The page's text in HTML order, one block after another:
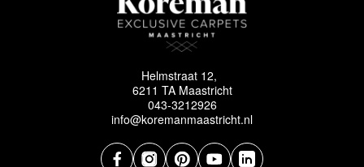
Helmstraat 12,
6211 TA Maastricht
043-3212926
info@koremanmaastricht.nl